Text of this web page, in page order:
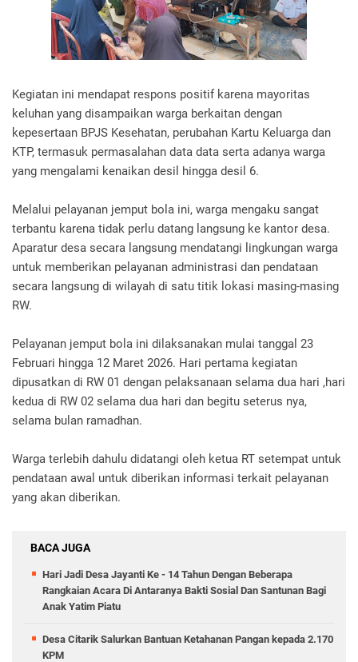
Kegiatan ini mendapat respons positif karena mayoritas
keluhan yang disampaikan warga berkaitan dengan
kepesertaan BPJS Kesehatan, perubahan Kartu Keluarga dan
KTP, termasuk permasalahan data data serta adanya warga
yang mengalami kenaikan desil hingga desil 6.
Melalui pelayanan jemput bola ini, warga mengaku sangat
terbantu karena tidak perlu datang langsung ke kantor desa.
Aparatur desa secara langsung mendatangi lingkungan warga
untuk memberikan pelayanan administrasi dan pendataan
secara langsung di wilayah di satu titik lokasi masing-masing
RW.
Pelayanan jemput bola ini dilaksanakan mulai tanggal 23
Februari hingga 12 Maret 2026. Hari pertama kegiatan
dipusatkan di RW 01 dengan pelaksanaan selama dua hari ,hari
kedua di RW 02 selama dua hari dan begitu seterus nya,
selama bulan ramadhan.
Warga terlebih dahulu didatangi oleh ketua RT setempat untuk
pendataan awal untuk diberikan informasi terkait pelayanan
yang akan diberikan.
BACA JUGA
Hari Jadi Desa Jayanti Ke - 14 Tahun Dengan Beberapa
Rangkaian Acara Di Antaranya Bakti Sosial Dan Santunan Bagi
Anak Yatim Piatu
Desa Citarik Salurkan Bantuan Ketahanan Pangan kepada 2.170
KPM